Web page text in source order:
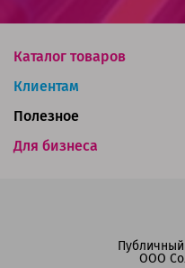
Каталог товаров
Клиентам
Для бизнеса
Полезное
ООО